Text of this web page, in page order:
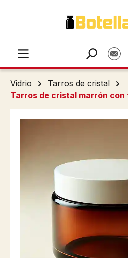
Vidrio
Tarros de cristal
Tarros de cristal marrón con